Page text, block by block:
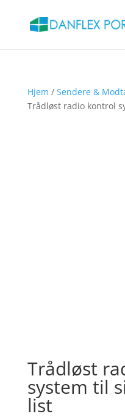
Hjem / Sendere &
Trådløst radio kontrol
Trådløst
system til
list